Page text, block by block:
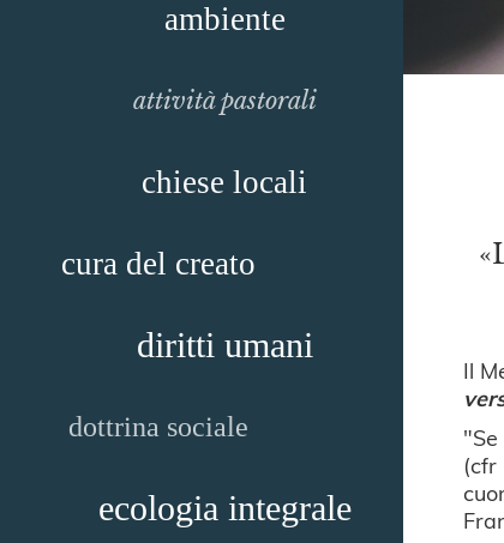
ambiente
attività pastorali
chiese locali
cura del creato
diritti umani
dottrina sociale
ecologia integrale
Il
(cfr